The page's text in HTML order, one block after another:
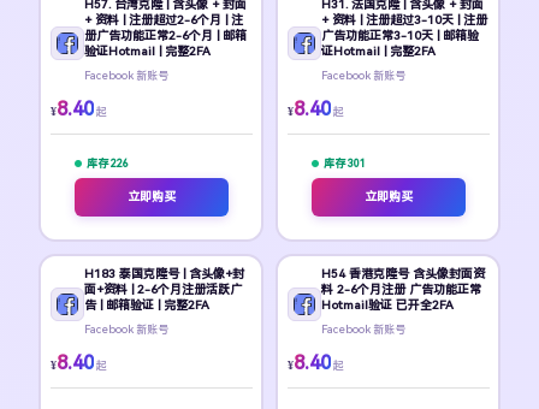
H57. 台湾克隆 | 含头像 + 封面
+ 资料 | 注册超过2-6个月 | 注
册广告功能正常2-6个月 | 邮箱
验证Hotmail | 完整2FA
Facebook 新账号
¥8.40 起
库存 226
立即购买
H31. 法国克隆 | 含头像 + 封面
+ 资料 | 注册超过3-10天 | 注册
广告功能正常3-10天 | 邮箱验
证Hotmail | 完整2FA
Facebook 新账号
¥8.40 起
库存 301
立即购买
H183 泰国克隆号 | 含头像+封
面+资料 | 2-6个月注册活跃广
告 | 邮箱验证 | 完整2FA
Facebook 新账号
¥8.40 起
H54 香港克隆号 含头像封面资
料 2-6个月注册 广告功能正常
Hotmail验证 已开全2FA
Facebook 新账号
¥8.40 起